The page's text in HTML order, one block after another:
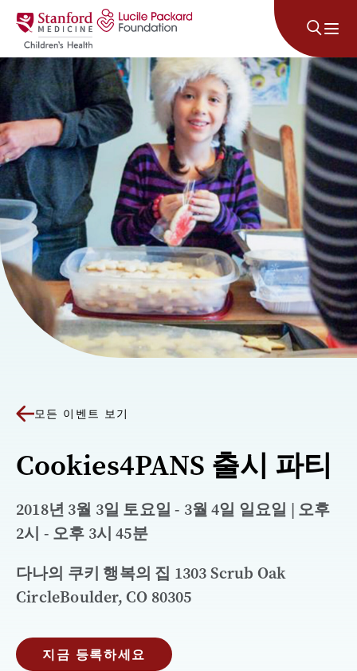
콘텐츠로 건너뛰기
모든 이벤트 보기
Cookies4PANS 출시 파티
2018년 3월 3일 토요일 - 3월 4일 일요일 | 오후
2시 - 오후 3시 45분
다나의 쿠키 행복의 집 1303 Scrub Oak
CircleBoulder, CO 80305
지금 등록하세요